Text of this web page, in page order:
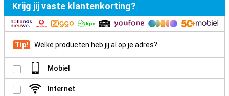
Krijg jij vaste klantenkorting?
Tip! Welke producten heb jij al op je adres?
Mobiel
Internet